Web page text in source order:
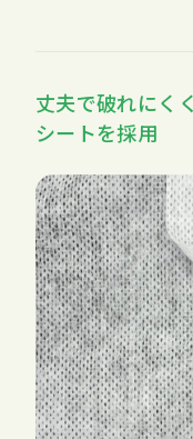
丈夫で破れにく
シートを採用